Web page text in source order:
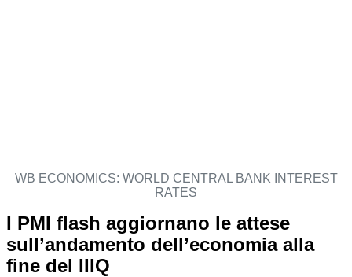
WB ECONOMICS: WORLD CENTRAL BANK INTEREST
RATES
I PMI flash aggiornano le attese
sull’andamento dell’economia alla
fine del IIIQ